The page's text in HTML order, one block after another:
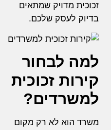
זכוכית מדויק שמתאים
בדיוק לעסק שלכם.
למה לבחור
קירות זכוכית
למשרדים?
משרד הוא לא רק מקום